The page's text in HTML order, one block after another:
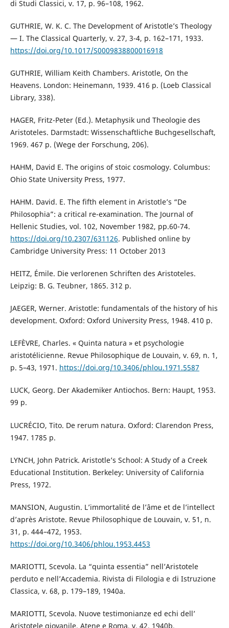
di Studi Classici, v. 17, p. 96–108, 1962.
GUTHRIE, W. K. C. The Development of Aristotle’s Theology
— I. The Classical Quarterly, v. 27, 3-4, p. 162–171, 1933.
https://doi.org/10.1017/S0009838800016918
GUTHRIE, William Keith Chambers. Aristotle, On the
Heavens. London: Heinemann, 1939. 416 p. (Loeb Classical
Library, 338).
HAGER, Fritz-Peter (Ed.). Metaphysik und Theologie des
Aristoteles. Darmstadt: Wissenschaftliche Buchgesellschaft,
1969. 467 p. (Wege der Forschung, 206).
HAHM, David E. The origins of stoic cosmology. Columbus:
Ohio State University Press, 1977.
HAHM. David. E. The fifth element in Aristotle’s “De
Philosophia”: a critical re-examination. The Journal of
Hellenic Studies, vol. 102, November 1982, pp.60-74.
https://doi.org/10.2307/631126. Published online by
Cambridge University Press: 11 October 2013
HEITZ, Émile. Die verlorenen Schriften des Aristoteles.
Leipzig: B. G. Teubner, 1865. 312 p.
JAEGER, Werner. Aristotle: fundamentals of the history of his
development. Oxford: Oxford University Press, 1948. 410 p.
LEFÈVRE, Charles. « Quinta natura » et psychologie
aristotélicienne. Revue Philosophique de Louvain, v. 69, n. 1,
p. 5–43, 1971. https://doi.org/10.3406/phlou.1971.5587
LUCK, Georg. Der Akademiker Antiochos. Bern: Haupt, 1953.
99 p.
LUCRÉCIO, Tito. De rerum natura. Oxford: Clarendon Press,
1947. 1785 p.
LYNCH, John Patrick. Aristotle’s School: A Study of a Creek
Educational Institution. Berkeley: University of California
Press, 1972.
MANSION, Augustin. L’immortalité de l’âme et de l’intellect
d’après Aristote. Revue Philosophique de Louvain, v. 51, n.
31, p. 444–472, 1953.
https://doi.org/10.3406/phlou.1953.4453
MARIOTTI, Scevola. La “quinta essentia” nell’Aristotele
perduto e nell’Accademia. Rivista di Filologia e di Istruzione
Classica, v. 68, p. 179–189, 1940a.
MARIOTTI, Scevola. Nuove testimonianze ed echi dell’
Aristotele giovanile. Atene e Roma, v. 42, 1940b.